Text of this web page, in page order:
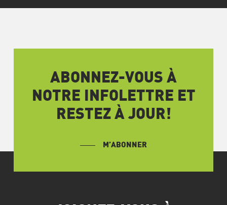
ABONNEZ-VOUS À
NOTRE INFOLETTRE ET
RESTEZ À JOUR!
M’ABONNER